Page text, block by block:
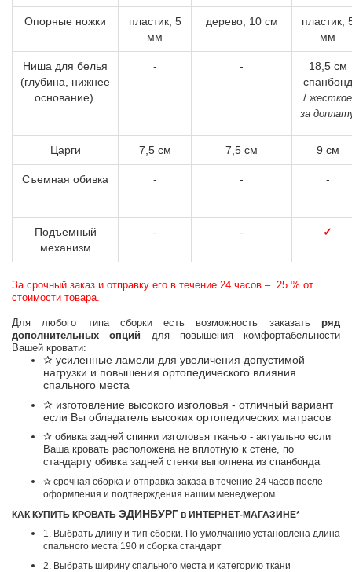
Опорные ножки
пластик, 5
мм
дерево, 10 см
пластик,
мм
Ниша для белья
(глубина, нижнее
основание)
- -
18,5 см
спанбонд
/жесткое
за
Царги 7,5 см 7,5 см 9 см
Съемная обивка - - -
Подъемный
механизм
- - ✓
За срочный заказ и отправку его в течение 24 часов – 25 % от
стоимости товара.
Для любого типа сборки есть возможность заказать ряд
дополнительных опций для повышения комфортабельности
Вашей кровати:
✰ усиленные ламели для увеличения допустимой
нагрузки и повышения ортопедического влияния
спального места
✰ изготовление высокого изголовья - отличный вариант
если Вы обладатель высоких ортопедических матрасов
✰ обивка задней спинки изголовья тканью - актуально если
Ваша кровать расположена не вплотную к стене, по
стандарту обивка задней стенки выполнена из спанбонда
✰ срочная сборка и отправка заказа в течение 24 часов после
оформления и подтверждения нашим менеджером
КАК КУПИТЬ КРОВАТЬ ЭДИНБУРГ в ИНТЕРНЕТ-МАГАЗИНЕ*
1. Выбрать длину и тип сборки. По умолчанию установлена длина
спального места 190 и сборка стандарт
2. Выбрать ширину спального места и категорию ткани